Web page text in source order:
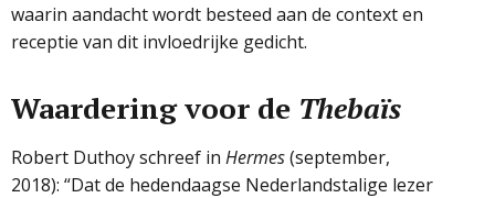
waarin aandacht wordt besteed aan de context en
receptie van dit invloedrijke gedicht.
Waardering voor de Thebaïs
Robert Duthoy schreef in Hermes(september,
2018): “Dat de hedendaagse Nederlandstalige lezer